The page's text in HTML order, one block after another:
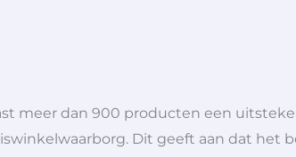
meer dan 900 producten een
Dit geeft aan dat het